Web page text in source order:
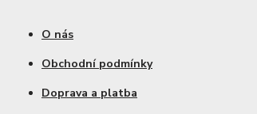
O nás
Obchodní podmínky
Doprava a platba